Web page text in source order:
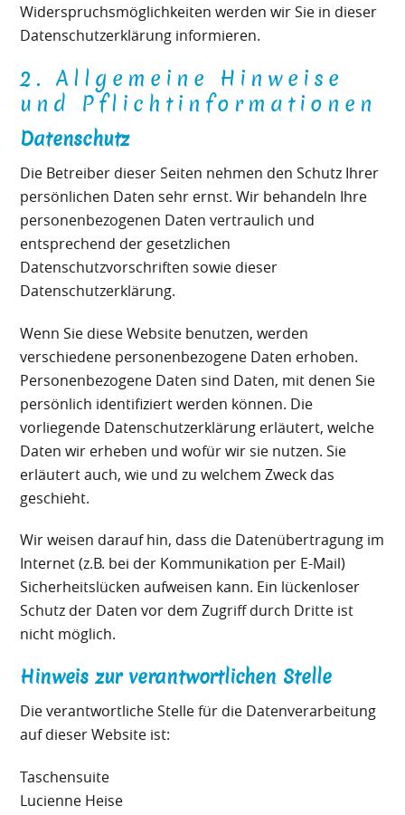
Widerspruchsmöglichkeiten werden wir Sie in dieser
Datenschutzerklärung informieren.
2. Allgemeine Hinweise
und Pflichtinformationen
Datenschutz
Die Betreiber dieser Seiten nehmen den Schutz Ihrer
persönlichen Daten sehr ernst. Wir behandeln Ihre
personenbezogenen Daten vertraulich und
entsprechend der gesetzlichen
Datenschutzvorschriften sowie dieser
Datenschutzerklärung.
Wenn Sie diese Website benutzen, werden
verschiedene personenbezogene Daten erhoben.
Personenbezogene Daten sind Daten, mit denen Sie
persönlich identifiziert werden können. Die
vorliegende Datenschutzerklärung erläutert, welche
Daten wir erheben und wofür wir sie nutzen. Sie
erläutert auch, wie und zu welchem Zweck das
geschieht.
Wir weisen darauf hin, dass die Datenübertragung im
Internet (z.B. bei der Kommunikation per E-Mail)
Sicherheitslücken aufweisen kann. Ein lückenloser
Schutz der Daten vor dem Zugriff durch Dritte ist
nicht möglich.
Hinweis zur verantwortlichen Stelle
Die verantwortliche Stelle für die Datenverarbeitung
auf dieser Website ist:
Taschensuite
Lucienne Heise